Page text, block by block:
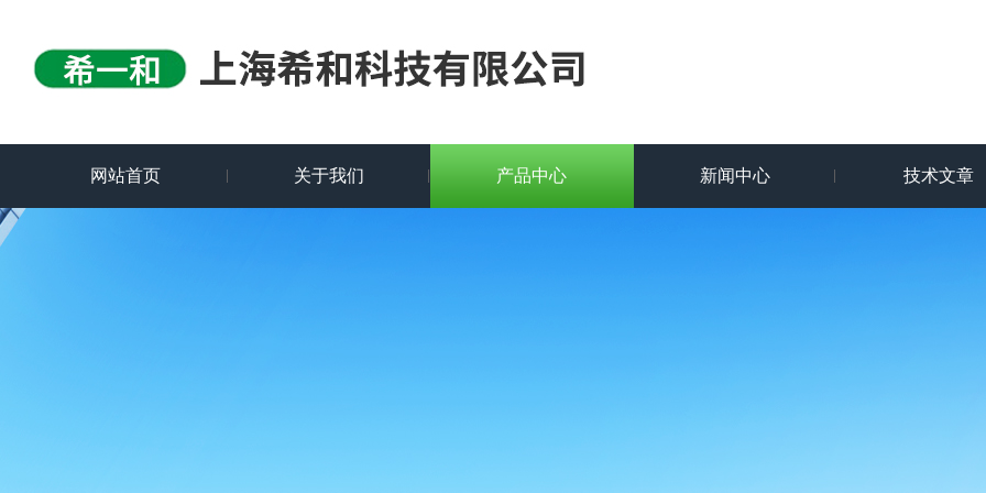
网站首页 关于我们 产品中心 新闻中心 技术文章